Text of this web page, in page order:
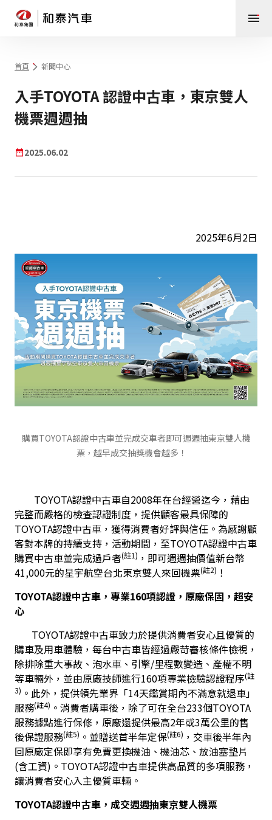
首頁 新聞中心
入手TOYOTA 認證中古車，東京雙人
機票週週抽
2025.06.02
2025年6月2日
購買TOYOTA認證中古車並完成交車者即可週週抽東京雙人機
票，越早成交抽獎機會越多！
TOYOTA認證中古車自2008年在台經營迄今，藉由
完整而嚴格的檢查認證制度，提供顧客最具保障的
TOYOTA認證中古車，獲得消費者好評與信任。為感謝顧
客對本牌的持續支持，活動期間，至TOYOTA認證中古車
購買中古車並完成過戶者(註1) ，即可週週抽價值新台幣
41,000元的星宇航空台北東京雙人來回機票(註2) ！
TOYOTA認證中古車，專業160項認證，原廠保固，超安
心
TOYOTA認證中古車致力於提供消費者安心且優質的
購車及用車體驗，每台中古車皆經過嚴苛審核條件檢視，
除排除重大事故、泡水車、引擎/里程數變造、產權不明
等車輛外，並由原廠技師進行160項專業檢驗認證程序(註
3) 。此外，提供領先業界「14天鑑賞期內不滿意就退車」
服務(註4) 。消費者購車後，除了可在全台233個TOYOTA
服務據點進行保修，原廠還提供最高2年或3萬公里的售
後保證服務(註5) 。並贈送首半年定保(註6) ，交車後半年內
回原廠定保即享有免費更換機油、機油芯、放油塞墊片
(含工資)。TOYOTA認證中古車提供高品質的多項服務，
讓消費者安心入主優質車輛。
TOYOTA認證中古車，成交週週抽東京雙人機票